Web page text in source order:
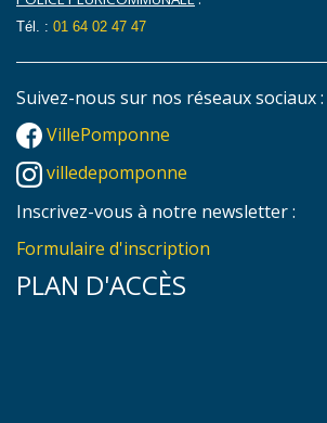
Tél. : 01 64 02 47 47
Suivez-nous sur nos réseaux sociaux :
VillePomponne
villedepomponne
Inscrivez-vous à notre newsletter :
Formulaire d'inscription
PLAN D'ACCÈS